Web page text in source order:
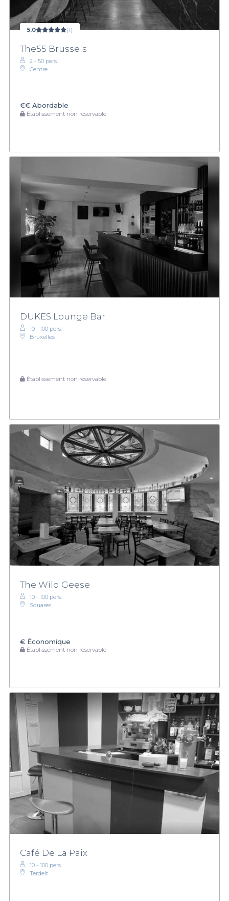
5,0 (1)
The55 Brussels
2 - 50 pers.
Centre
€€ Abordable
Établissement non réservable
DUKES Lounge Bar
10 - 100 pers.
Bruxelles
Établissement non réservable
The Wild Geese
10 - 100 pers.
Squares
€ Économique
Établissement non réservable
Café De La Paix
10 - 100 pers.
Terdelt